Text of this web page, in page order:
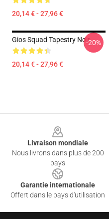
20,14 € - 27,96 €
Gios Squad Tapestry Noir
20,14 € - 27,96 €
-20%
Livraison mondiale
Nous livrons dans plus de 200
pays
Garantie internationale
Offert dans le pays d'utilisation